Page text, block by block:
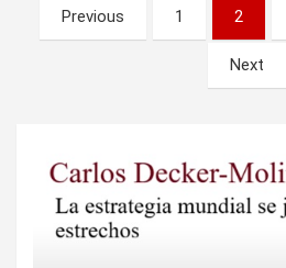
Paginación
de
Previous 1 2
Next